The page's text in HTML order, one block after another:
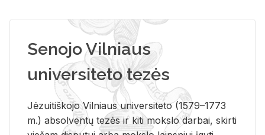
Senojo Vilniaus
universiteto tezės
Jėzuitiškojo Vilniaus universiteto (1579–1773
m.) absolventų tezės ir kiti mokslo darbai, skirti